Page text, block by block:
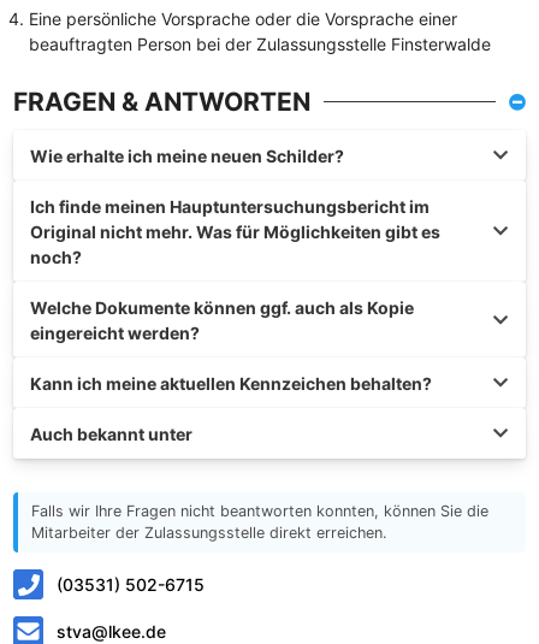
Eine persönliche Vorsprache oder die Vorsprache einer
beauftragten Person bei der Zulassungsstelle Finsterwalde
FRAGEN & ANTWORTEN
Wie erhalte ich meine neuen Schilder?
Ich finde meinen Hauptuntersuchungsbericht im
Original nicht mehr. Was für Möglichkeiten gibt es
noch?
Welche Dokumente können ggf. auch als Kopie
eingereicht werden?
Kann ich meine aktuellen Kennzeichen behalten?
Auch bekannt unter
Falls wir Ihre Fragen nicht beantworten konnten, können Sie die
Mitarbeiter der Zulassungsstelle direkt erreichen.
(03531) 502-6715
stva@lkee.de